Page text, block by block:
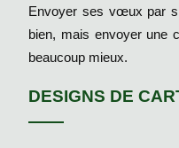
Envoyer ses vœux par
bien, mais envoyer une
beaucoup mieux.
DESIGNS DE